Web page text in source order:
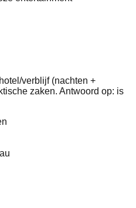
verblijf (nachten +
zaken. Antwoord op: is